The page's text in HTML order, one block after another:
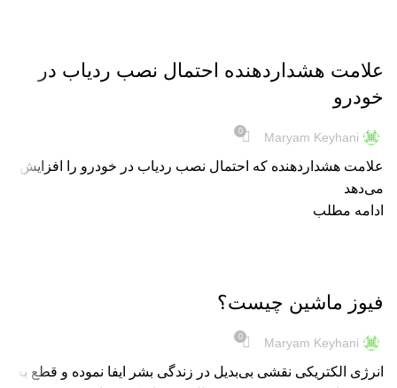
علامت هشداردهنده احتمال نصب ردیاب در
خودرو
Maryam Keyhani
0
علامت هشداردهنده که احتمال نصب ردیاب در خودرو را افزایش
می‌دهد
ادامه مطلب
فیوز ماشین چیست؟
Maryam Keyhani
0
انرژی الکتریکی نقشی بی‌بدیل در زندگی بشر ایفا نموده و قطع به